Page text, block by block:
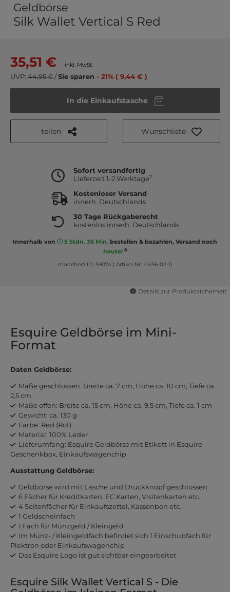
Geldbörse
Silk Wallet Vertical S Red
35,51 € inkl. MwSt.
UVP: 44,95 €/Sie sparen - 21% ( 9,44 € )
In die Einkaufstasche
teilen Wunschliste
Sofort versandfertig
Lieferzeit 1-2 Werktage7
Kostenloser Versand
innerh. Deutschlands
30 Tage Rückgaberecht
kostenlos innerh. Deutschlands
Innerhalb von 5 Stdn. 36 Min. bestellen & bezahlen, Versand noch
heute! 8
modeherz ID: 59074| Artikel Nr.: 0456-02-11
Details zur Produktsicherheit
Esquire Geldbörse im Mini-
Format
Daten Geldbörse:
Maße geschlossen: Breite ca. 7 cm, Höhe ca. 10 cm, Tiefe ca.
2,5 cm
Maße offen: Breite ca. 15 cm, Höhe ca. 9,5 cm, Tiefe ca. 1 cm
Gewicht: ca. 130 g
Farbe: Red (Rot)
Material: 100% Leder
Lieferumfang: Esquire Geldbörse mit Etikett in Esquire
Geschenkbox, Einkaufswagenchip
Ausstattung Geldbörse:
Geldbörse wird mit Lasche und Druckknopf geschlossen
6 Fächer für Kreditkarten, EC Karten, Visitenkarten etc.
4 Seitenfächer für Einkaufszettel, Kassenbon etc.
1 Geldscheinfach
1 Fach für Münzgeld / Kleingeld
Im Münz- / Kleingeldfach befindet sich 1 Einschubfach für
Plektron oder Einkaufswagenchip
Das Esquire Logo ist gut sichtbar eingearbeitet
Esquire Silk Wallet Vertical S - Die